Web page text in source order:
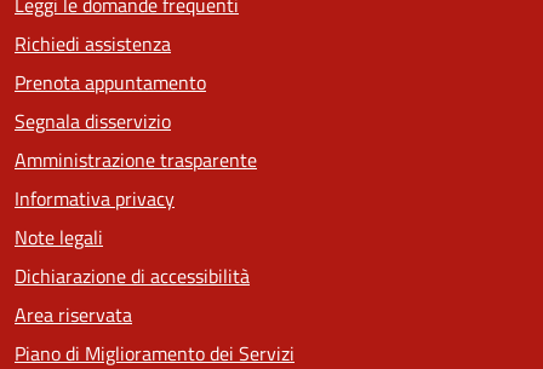
Richiedi assistenza
Prenota appuntamento
Segnala disservizio
Amministrazione trasparente
Informativa privacy
Note legali
Dichiarazione di accessibilità
Area riservata
Piano di Miglioramento dei Servizi